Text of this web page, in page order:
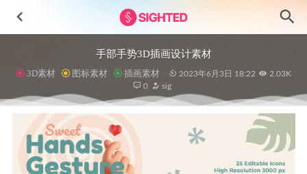
手部手势3D插画设计素材
3D素材 图标素材 插画素材 2023年6月3日 18:22
2.03K
0
sig